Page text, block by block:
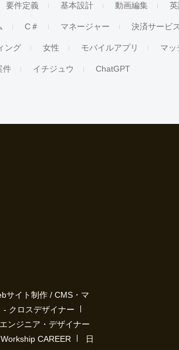
要件定義 基本設計 動画編集
C＃ マネージャー 決済サービス
ング 女性 モバイルアプリ マッ
件 イチジュウ ChatGPT
サイト制作 / CMS・マ
- クロスデザイナー
エンジニア・デザイナー
CAREER
日